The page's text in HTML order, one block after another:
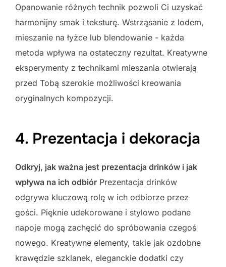
Opanowanie różnych technik pozwoli Ci uzyskać
harmonijny smak i teksturę. Wstrząsanie z lodem,
mieszanie na łyżce lub blendowanie - każda
metoda wpływa na ostateczny rezultat. Kreatywne
eksperymenty z technikami mieszania otwierają
przed Tobą szerokie możliwości kreowania
oryginalnych kompozycji.
4. Prezentacja i dekoracja
Odkryj, jak ważna jest prezentacja drinków i jak
wpływa na ich odbiór Prezentacja drinków
odgrywa kluczową rolę w ich odbiorze przez
gości. Pięknie udekorowane i stylowo podane
napoje mogą zachęcić do spróbowania czegoś
nowego. Kreatywne elementy, takie jak ozdobne
krawędzie szklanek, eleganckie dodatki czy